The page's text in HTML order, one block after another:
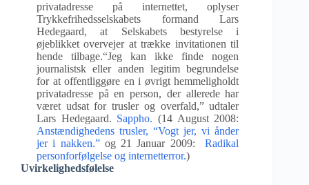
privatadresse på internettet, oplyser
Trykkefrihedsselskabets formand Lars
Hedegaard, at Selskabets bestyrelse i
øjeblikket overvejer at trække invitationen til
hende tilbage.“Jeg kan ikke finde nogen
journalistsk eller anden legitim begrundelse
for at offentliggøre en i øvrigt hemmeligholdt
privatadresse på en person, der allerede har
været udsat for trusler og overfald,” udtaler
Lars Hedegaard. Sappho. (14 August 2008:
Anstændighedens trusler, “Vogt jer, vi ånder
jer i nakken.”og 21 Januar 2009:Radikal
personforfølgelse og internetterror.)
Uvirkelighedsfølelse